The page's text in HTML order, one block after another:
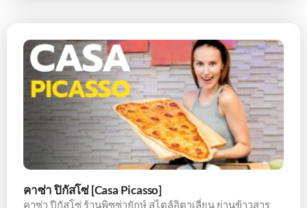
คาซ่า ปิกัสโซ่ [Casa Picasso]
คาซ่า ปีกัสโซ่ ร้านพิซซ่ายักษ์ สไตล์อิตาเลี่ยน ย่านข้าวสาร